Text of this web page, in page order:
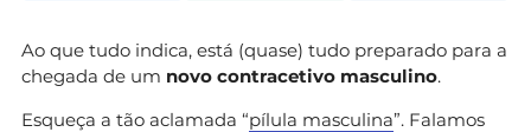
Ao que tudo indica, está (quase) tudo preparado para a
chegada de um novo contracetivo masculino.
Esqueça a tão aclamada “pílula masculina”. Falamos